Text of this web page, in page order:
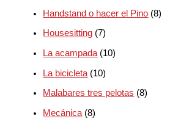
Handstand o hacer el Pino (8)
Housesitting (7)
La acampada (10)
La bicicleta (10)
Malabares tres pelotas (8)
Mecánica (8)